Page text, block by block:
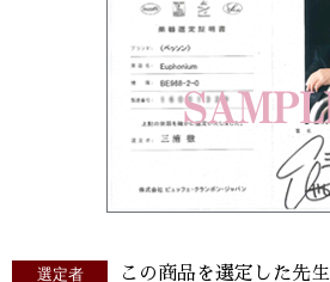
選定者 この商品を選定した先生